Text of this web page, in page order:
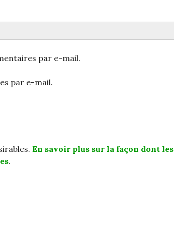
par e-mail.
par e-mail.
En savoir plus sur la façon dont les
.